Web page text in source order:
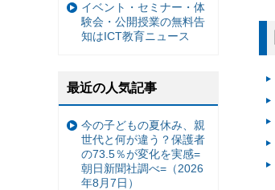
イベント・セミナー・体
験会・公開授業の無料告
知はICT教育ニュース
最近の人気記事
今の子どもの夏休み、親
世代と何が違う？保護者
の73.5％が変化を実感=
朝日新聞社調べ=（2026
年8月7日）